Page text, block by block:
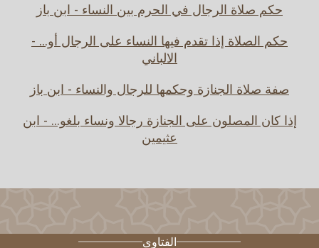
حكم صلاة الرجال في الحرم بين النساء - ابن باز
حكم الصلاة إذا تقدم فيها النساء على الرجال أو... -
الالباني
صفة صلاة الجنازة وحكمها للرجال والنساء - ابن باز
إذا كان المصلون على الجنازة رجالا ونساء بلغو... - ابن
عثيمين
الفتاوى